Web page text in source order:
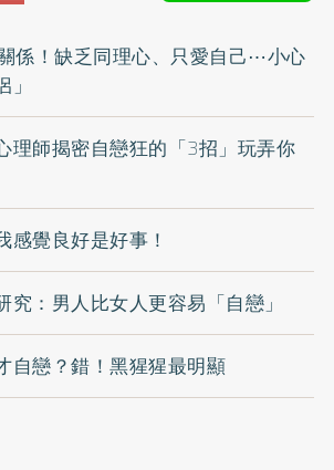
係！缺乏同理心、只愛自己⋯小心
理師揭密自戀狂的「3招」玩弄你
覺良好是好事！
究：男人比女人更容易「自戀」
自戀？錯！黑猩猩最明顯